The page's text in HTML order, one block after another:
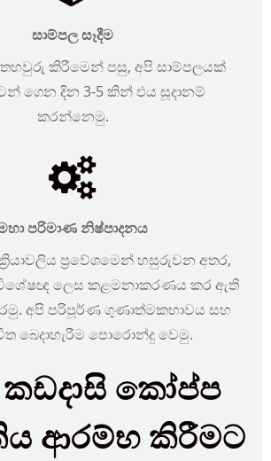
සාම්පල සෑදීම
කිරීමෙන් පසු, අපි සාම්පලයක්
ගෙන දින 3-5 කින් එය සූදානම්
කරන්නෙමු.
පරිමාණ නිෂ්පාදනය
ප්‍රවේශමෙන් හසුරුවන අතර,
විශේෂඥ ලෙස කළමනාකරණය කර ඇති
අපි පරිපූර්ණ ගුණාත්මකභාවය සහ
බෙදාහැරීම පොරොන්දු වෙමු.
කෝප්ප
ආරම්භ කිරීමට